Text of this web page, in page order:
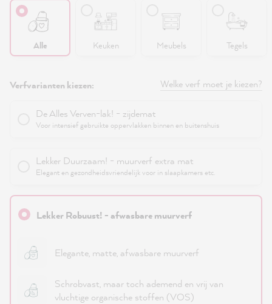
Alle Keuken Meubels Tegels
Verfvarianten kiezen: Welke verf moet je kiezen?
De Alles Verven-lak! - zijdemat
Voor intensief gebruikte oppervlakken binnen en buitenshuis
Lekker Duurzaam! - muurverf extra mat
Elegant en gezondheidsvriendelijk voor in slaapkamers etc.
Lekker Robuust! - afwasbare muurverf
Elegante, matte, afwasbare muurverf
Schrobvast, maar toch ademend en vrij van
vluchtige organische stoffen (VOS)